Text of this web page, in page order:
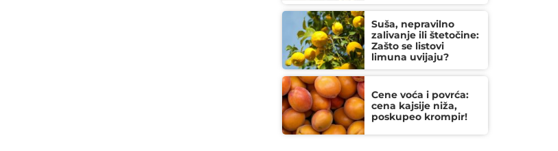
Suša, nepravilno
zalivanje ili štetočine:
Zašto se listovi
limuna uvijaju?
Cene voća i povrća:
cena kajsije niža,
poskupeo krompir!